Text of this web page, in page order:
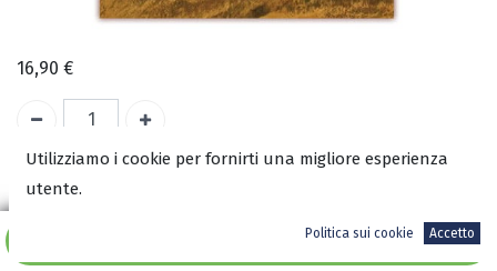
Aggiungi al carrello
16,90 €
A magazzino
ISBN:
Utilizziamo i cookie per fornirti una migliore esperienza
utente.
Politica sui cookie Accetto